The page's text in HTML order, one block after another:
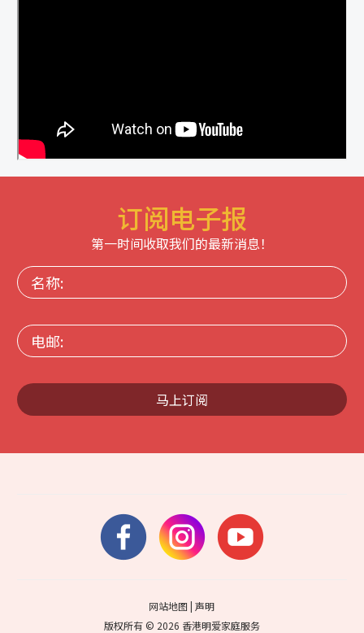
订阅电子报
第一时间收取我们的最新消息！
名
称:
电
邮:
马上订阅
网站地图 |声明
版权所有 © 2026 香港明爱家庭服务